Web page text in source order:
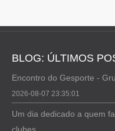
BLOG: ÚLTIMOS
Encontro do Gesporte -
2026-08-07 23:35:01
Um dia dedicado a quem